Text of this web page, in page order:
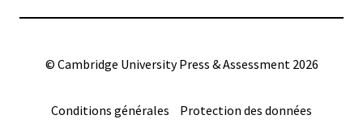
© Cambridge University Press & Assessment 2026
Conditions générales
Protection des données